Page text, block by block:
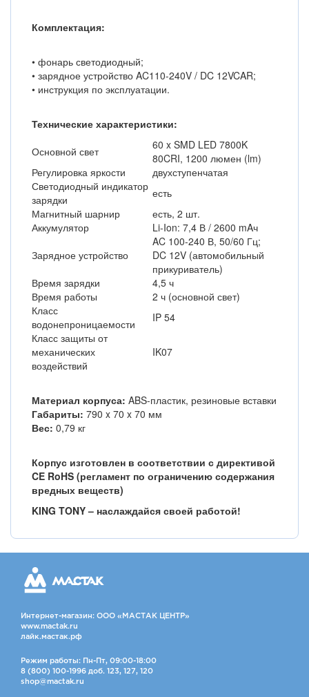
Комплектация:
• фонарь светодиодный;
• зарядное устройство AC110-240V / DC 12VCAR;
• инструкция по эксплуатации.
Технические характеристики:
Основной свет
60 x SMD LED 7800K
80CRI, 1200 люмен (lm)
Регулировка яркости
двухступенчатая
Светодиодный индикатор
зарядки
есть
Магнитный шарнир
есть, 2 шт.
Аккумулятор
Li-Ion: 7,4 В / 2600 mAч
Зарядное устройство
AC 100-240 В, 50/60 Гц;
DC 12V (автомобильный
прикуриватель)
Время зарядки
4,5 ч
Время работы
2 ч (основной свет)
Класс
водонепроницаемости
IP 54
Класс защиты от
механических
воздействий
IK07
Материал корпуса: ABS-пластик, резиновые вставки
Габариты: 790 x 70 x 70 мм
Вес: 0,79 кг
Корпус изготовлен в соответствии с директивой
CE RoHS (регламент по ограничению содержания
вредных веществ)
KING TONY – наслаждайся своей работой!
Интернет-магазин: ООО «МАСТАК ЦЕНТР»
www.mactak.ru
лайк.мастак.рф
Режим работы: Пн-Пт, 09:00-18:00
8 (800) 100-1996 доб. 123, 127, 120
shop@mactak.ru